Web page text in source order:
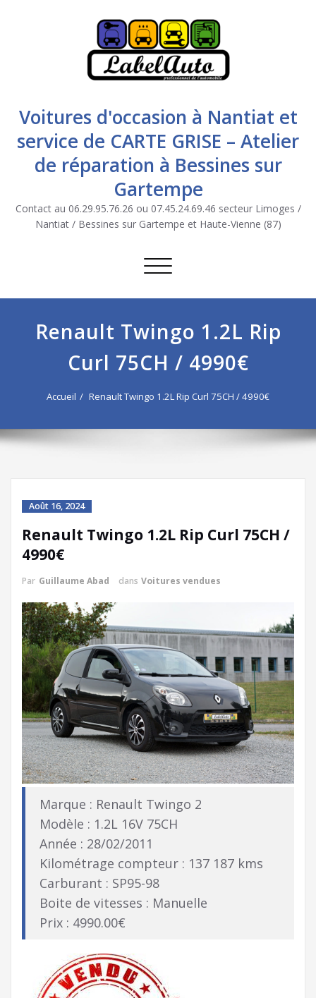
Voitures d'occasion à Nantiat et
service de CARTE GRISE – Atelier
de réparation à Bessines sur
Gartempe
Contact au 06.29.95.76.26 ou 07.45.24.69.46 secteur Limoges /
Nantiat / Bessines sur Gartempe et Haute-Vienne (87)
Afficher/masquer la navigation
Renault Twingo 1.2L Rip
Curl 75CH / 4990€
Accueil Renault Twingo 1.2L Rip Curl 75CH / 4990€
Août 16, 2024
Renault Twingo 1.2L Rip Curl 75CH /
4990€
Par Guillaume Abad dans Voitures vendues
Marque : Renault Twingo 2
Modèle : 1.2L 16V 75CH
Année : 28/02/2011
Kilométrage compteur : 137 187 kms
Carburant : SP95-98
Boite de vitesses : Manuelle
Prix : 4990.00€